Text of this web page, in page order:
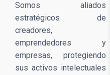
Somos aliados
estratégicos de
creadores,
emprendedores y
empresas, protegiendo
sus activos intelectuales